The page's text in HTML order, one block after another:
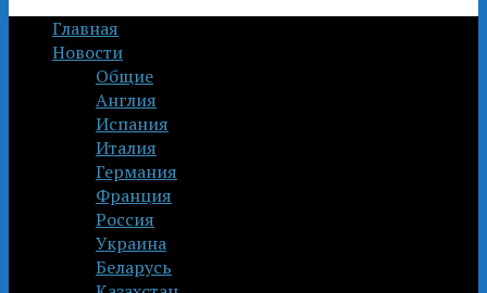
Главная
Новости
Общие
Англия
Испания
Италия
Германия
Франция
Россия
Украина
Беларусь